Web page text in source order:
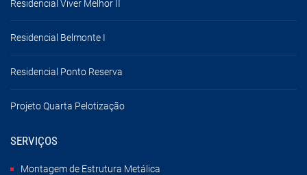
Residencial Viver Melhor II
Residencial Belmonte I
Residencial Ponto Reserva
Projeto Quarta Pelotização
SERVIÇOS
Montagem de Estrutura Metálica